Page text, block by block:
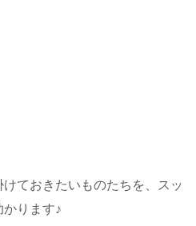
ておきたいものたちを、スッ
ります♪